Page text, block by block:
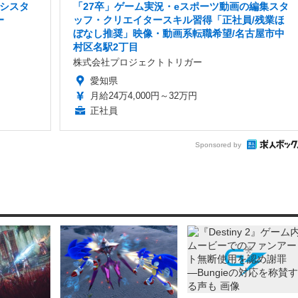
スタ
「27卒」ゲーム実況・eスポーツ動画の編集スタ
ッフ・クリエイタースキル習得「正社員/残業ほ
ぼなし推奨」映像・動画系転職希望/名古屋市中
村区名駅2丁目
株式会社プロジェクトトリガー
愛知県
月給24万4,000円～32万円
正社員
Sponsored by